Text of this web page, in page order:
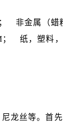
非金属（蜡
纸，塑料，
龙丝等。首